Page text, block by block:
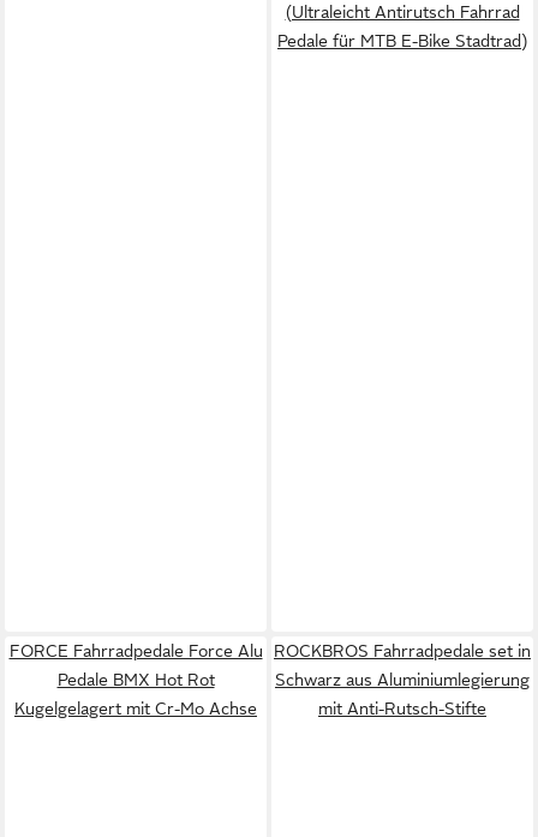
(Ultraleicht Antirutsch Fahrrad
Pedale für MTB E-Bike Stadtrad)
FORCE Fahrradpedale Force Alu
Pedale BMX Hot Rot
Kugelgelagert mit Cr-Mo Achse
ROCKBROS Fahrradpedale set in
Schwarz aus Aluminiumlegierung
mit Anti-Rutsch-Stifte